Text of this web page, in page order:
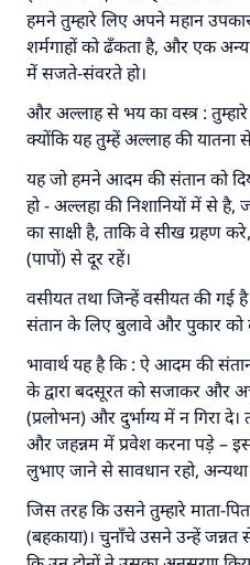
हमने तुम्हारे लिए अपने महान उपकार
शर्मगाहों को ढँकता है, और एक
में सजते-संवरते हो।
और अल्लाह से भय का वस्त्र :
क्योंकि यह तुम्हें अल्लाह की यातना
यह जो हमने आदम की संतान को
हो - अल्लहा की निशानियों में से
का साक्षी है, ताकि वे सीख ग्रहण
(पापों) से दूर रहें।
वसीयत तथा जिन्हें वसीयत की
संतान के लिए बुलावे और पुकार को
भावार्थ यह है कि : ऐ आदम की
के द्वारा बदसूरत को सजाकर और
(प्रलोभन) और दुर्भाग्य में न गिरा
और जहन्नम में प्रवेश करना पड़े –
लुभाए जाने से सावधान रहो,
जिस तरह कि उसने तुम्हारे माता-
(बहकाया)। चुनाँचे उसने उन्हें जन्नत